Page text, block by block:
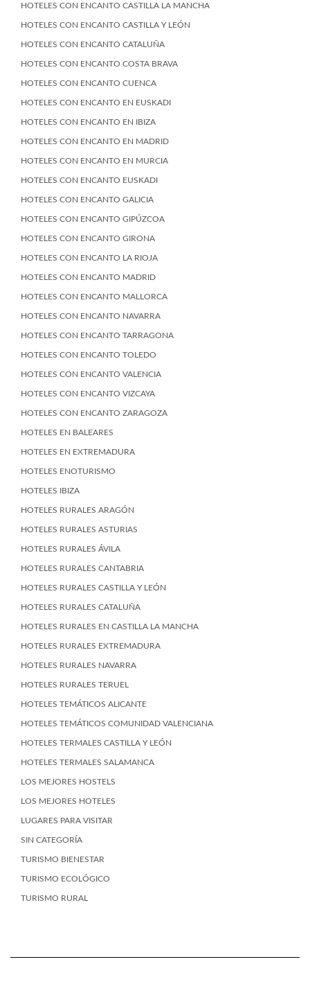
HOTELES CON ENCANTO CASTILLA LA MANCHA
HOTELES CON ENCANTO CASTILLA Y LEÓN
HOTELES CON ENCANTO CATALUÑA
HOTELES CON ENCANTO COSTA BRAVA
HOTELES CON ENCANTO CUENCA
HOTELES CON ENCANTO EN EUSKADI
HOTELES CON ENCANTO EN IBIZA
HOTELES CON ENCANTO EN MADRID
HOTELES CON ENCANTO EN MURCIA
HOTELES CON ENCANTO EUSKADI
HOTELES CON ENCANTO GALICIA
HOTELES CON ENCANTO GIPÚZCOA
HOTELES CON ENCANTO GIRONA
HOTELES CON ENCANTO LA RIOJA
HOTELES CON ENCANTO MADRID
HOTELES CON ENCANTO MALLORCA
HOTELES CON ENCANTO NAVARRA
HOTELES CON ENCANTO TARRAGONA
HOTELES CON ENCANTO TOLEDO
HOTELES CON ENCANTO VALENCIA
HOTELES CON ENCANTO VIZCAYA
HOTELES CON ENCANTO ZARAGOZA
HOTELES EN BALEARES
HOTELES EN EXTREMADURA
HOTELES ENOTURISMO
HOTELES IBIZA
HOTELES RURALES ARAGÓN
HOTELES RURALES ASTURIAS
HOTELES RURALES ÁVILA
HOTELES RURALES CANTABRIA
HOTELES RURALES CASTILLA Y LEÓN
HOTELES RURALES CATALUÑA
HOTELES RURALES EN CASTILLA LA MANCHA
HOTELES RURALES EXTREMADURA
HOTELES RURALES NAVARRA
HOTELES RURALES TERUEL
HOTELES TEMÁTICOS ALICANTE
HOTELES TEMÁTICOS COMUNIDAD VALENCIANA
HOTELES TERMALES CASTILLA Y LEÓN
HOTELES TERMALES SALAMANCA
LOS MEJORES HOSTELS
LOS MEJORES HOTELES
LUGARES PARA VISITAR
SIN CATEGORÍA
TURISMO BIENESTAR
TURISMO ECOLÓGICO
TURISMO RURAL